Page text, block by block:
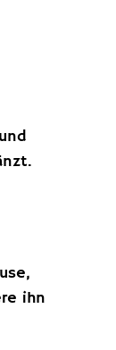
ihn